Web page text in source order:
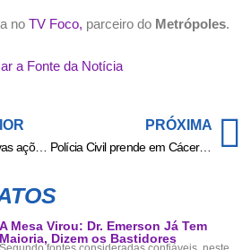
no TV Foco, parceiro do Metrópoles.
a Fonte da Notícia
Governador lança novas ações contra o crime: “Presídio não é home office de bandido”
PRÓXIMA
Polícia Civil prende em Cáceres homem que manteve vítima por três dias em cárcere privado
A Mesa Virou: Dr. Emerson Já Tem
Maioria, Dizem os Bastidores